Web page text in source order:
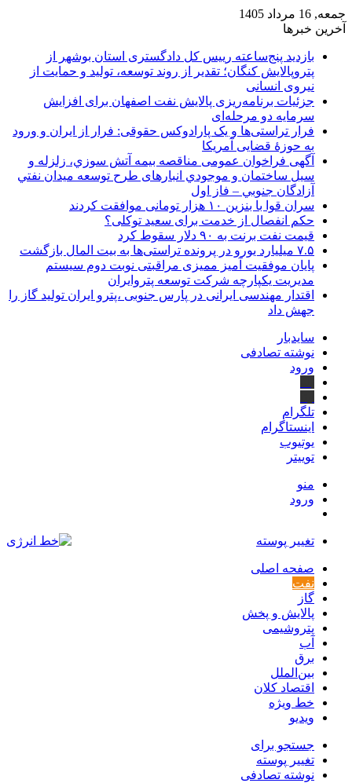
جمعه, 16 مرداد 1405
آخرین خبرها
بازدید پنج‌ساعته رییس کل دادگستری استان بوشهر از
پتروپالایش کنگان؛ تقدیر از روند توسعه، تولید و حمایت از
نیروی انسانی
جزئیات برنامه‌ریزی پالایش نفت اصفهان برای افزایش
سرمایه دو مرحله‌ای
فرار تراستی‌ها و یک پارادوکس حقوقی: فرار از ایران و ورود
به حوزۀ قضایی آمریکا
آگهی فراخوان عمومی مناقصه بيمه آتش سوزي، زلزله و
سیل ساختمان و موجودي انبارهای طرح توسعه ميدان نفتي
آزادگان جنوبي – فاز اول
سران قوا با بنزین ۱۰ هزار تومانی موافقت کردند
حکم انفصال از خدمت برای سعید توکلی؟
قیمت نفت برنت به ۹۰ دلار سقوط کرد
۷.۵ میلیارد یورو در پرونده تراستی‌ها به بیت المال بازگشت
پایان موفقیت آمیز ممیزی مراقبتی نوبت دوم سیستم
مدیریت یکپارچه شرکت توسعه پتروایران
اقتدار مهندسی ایرانی در پارس جنوبی ،پترو ایران تولید گاز را
جهش داد
سایدبار
نوشته تصادفی
ورود
تلگرام
اینستاگرام
یوتیوب
توییتر
منو
ورود
تغییر پوسته
صفحه اصلی
نفت
گاز
پالایش و پخش
پتروشیمی
آب
برق
بین‌الملل
اقتصاد کلان
خط ویژه
ویدیو
جستجو برای
تغییر پوسته
نوشته تصادفی